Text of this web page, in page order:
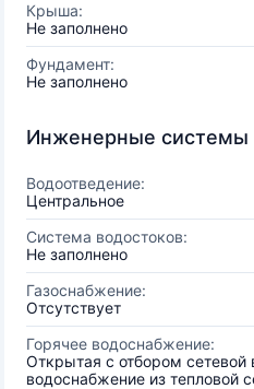
Крыша:
Не заполнено
Фундамент:
Не заполнено
Инженерные системы
Водоотведение:
Центральное
Система водостоков:
Не заполнено
Газоснабжение:
Отсутствует
Горячее водоснабжение:
Открытая с отбором сетевой
водоснабжение из тепловой